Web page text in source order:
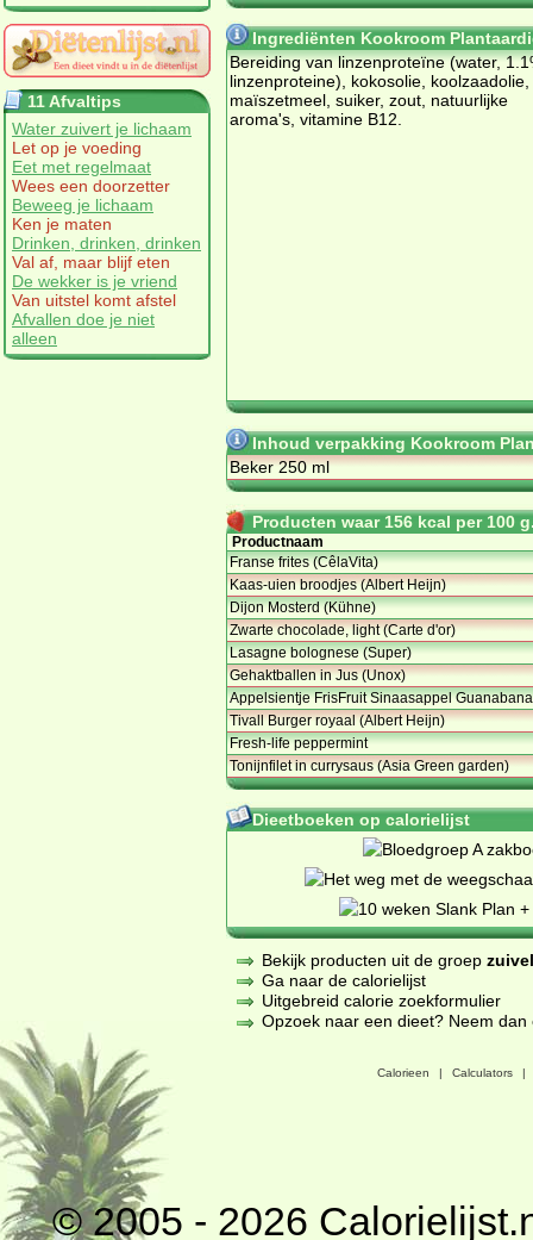
11 Afvaltips
Water zuivert je lichaam
Let op je voeding
Eet met regelmaat
Wees een doorzetter
Beweeg je lichaam
Ken je maten
Drinken, drinken, drinken
Val af, maar blijf eten
De wekker is je vriend
Van uitstel komt afstel
Afvallen doe je niet
alleen
Ingrediënten Kookroom
Bereiding van linzenproteïne (water,
linzenproteine), kokosolie, koolzaadolie,
maïszetmeel, suiker, zout, natuurlijke
aroma's, vitamine B12.
Inhoud verpakking Kookroom
Beker 250 ml
Producten waar 156 kcal per 100
Productnaam
Franse frites (CêlaVita)
Kaas-uien broodjes (Albert Heijn)
Dijon Mosterd (Kühne)
Zwarte chocolade, light (Carte d'or)
Lasagne bolognese (Super)
Gehaktballen in Jus (Unox)
Appelsientje FrisFruit Sinaasappel
Tivall Burger royaal (Albert Heijn)
Fresh-life peppermint
Tonijnfilet in currysaus (Asia Green garden)
Dieetboeken op calorielijst
Bekijk producten uit de groep
Ga naar de calorielijst
Uitgebreid calorie zoekformulier
Opzoek naar een dieet? Neem
Calorieen | Calculators |
© 2005 - 2026